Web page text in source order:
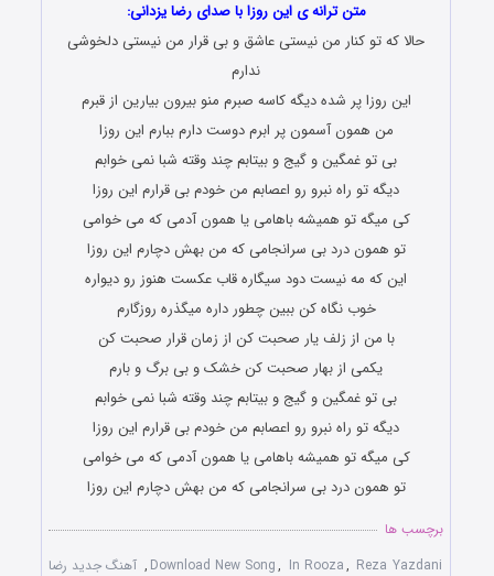
متن ترانه ی این روزا با صدای رضا یزدانی:
حالا که تو کنار من نیستی عاشق و بی قرار من نیستی دلخوشی
ندارم
این روزا پر شده دیگه کاسه صبرم منو بیرون بیارین از قبرم
من همون آسمون پر ابرم دوست دارم ببارم این روزا
بی تو غمگین و گیج و بیتابم چند وقته شبا نمی خوابم
دیگه تو راه نبرو رو اعصابم من خودم بی قرارم این روزا
کی میگه تو همیشه باهامی یا همون آدمی که می خوامی
تو همون درد بی سرانجامی که من بهش دچارم این روزا
این که مه نیست دود سیگاره قاب عکست هنوز رو دیواره
خوب نگاه کن ببین چطور داره میگذره روزگارم
با من از زلف یار صحبت کن از زمان قرار صحبت کن
یکمی از بهار صحبت کن خشک و بی برگ و بارم
بی تو غمگین و گیج و بیتابم چند وقته شبا نمی خوابم
دیگه تو راه نبرو رو اعصابم من خودم بی قرارم این روزا
کی میگه تو همیشه باهامی یا همون آدمی که می خوامی
تو همون درد بی سرانجامی که من بهش دچارم این روزا
برچسب ها
Download New Song, In Rooza, Reza Yazdani
, آهنگ جدید رضا